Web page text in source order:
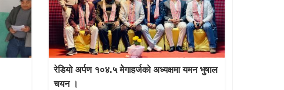
रेडियो अर्पण १०४.५ मेगाहर्जको अध्यक्षमा यमन भुषाल
चयन ।